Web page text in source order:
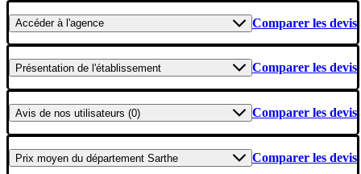
Accéderà l'agence Comparer les devis
Présentation de l'établissement Comparer les devis
Avis de nos utilisateurs (0) Comparer les devis
Prix moyen du département Sarthe Comparer les devis